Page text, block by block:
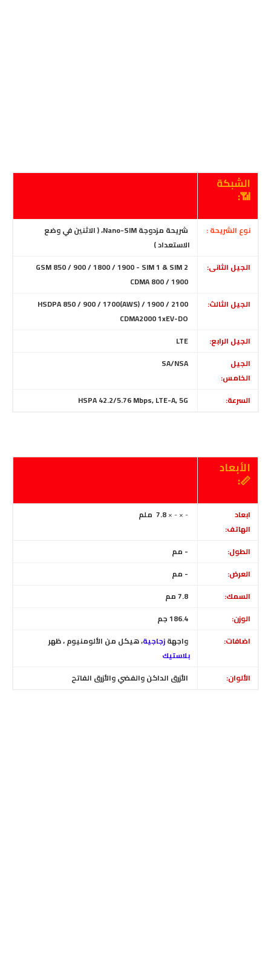
الشبكة
📶:
نوع الشريحة :
شريحة مزدوجة Nano-SIM، ( الاثنين في وضع
الاستعداد )
الجيل الثانى:
الجيل الثالث:
HSDPA 850 / 900 / 1700(AWS) / 1900 / 2100
الجيل الرابع:
LTE
الجيل
الخامس:
SA/NSA
السرعة:
الأبعاد
📏:
ابعاد
الهاتف:
- × - ×7.8 ملم
الطول:
- مم
العرض:
- مم
السمك:
7.8 مم
الوزن:
186.4 جم
اضافات:
واجهةزجاجية، هيكل من الألومنيوم ، ظهر
بلاستيك
الألوان:
الأزرق الداكن والفضي والأزرق الفاتح